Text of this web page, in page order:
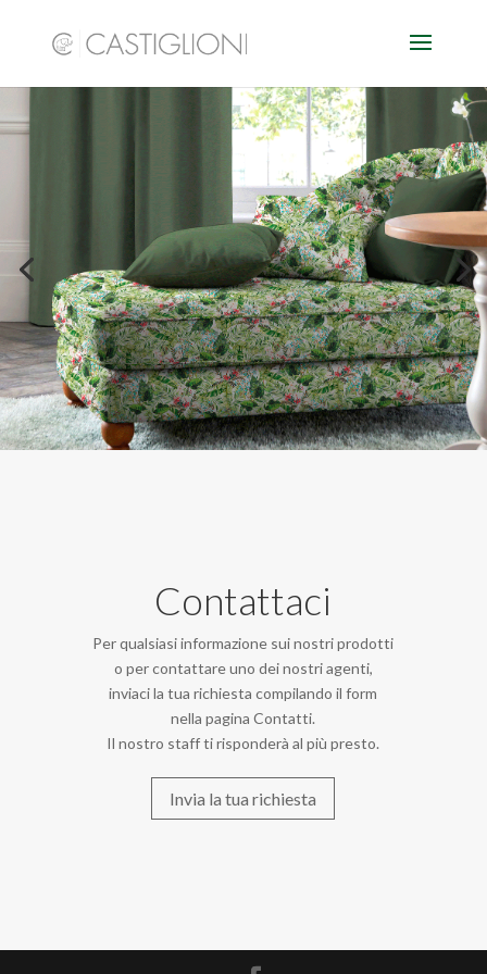
Contattaci
Per qualsiasi informazione sui nostri prodotti
o per contattare uno dei nostri agenti,
inviaci la tua richiesta compilando il form
nella pagina Contatti.
Il nostro staff ti risponderà al più presto.
Invia la tua richiesta